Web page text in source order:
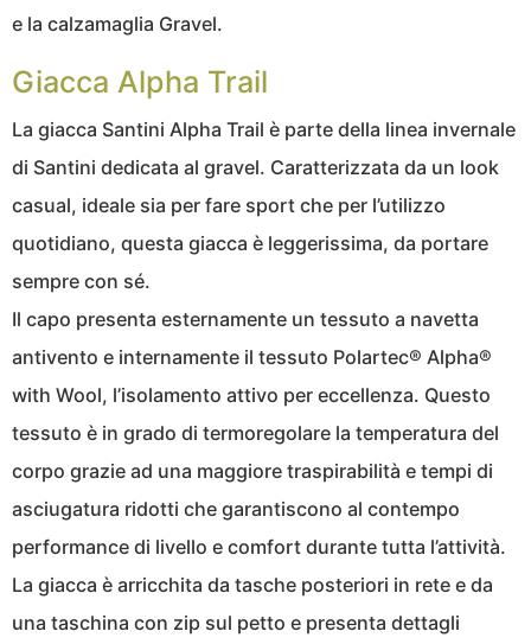
e la calzamaglia Gravel.
Giacca Alpha Trail
La giacca Santini Alpha Trail è parte della linea invernale
di Santini dedicata al gravel. Caratterizzata da un look
casual, ideale sia per fare sport che per l’utilizzo
quotidiano, questa giacca è leggerissima, da portare
sempre con sé.
Il capo presenta esternamente un tessuto a navetta
antivento e internamente il tessuto Polartec® Alpha®
with Wool, l’isolamento attivo per eccellenza. Questo
tessuto è in grado di termoregolare la temperatura del
corpo grazie ad una maggiore traspirabilità e tempi di
asciugatura ridotti che garantiscono al contempo
performance di livello e comfort durante tutta l’attività.
La giacca è arricchita da tasche posteriori in rete e da
una taschina con zip sul petto e presenta dettagli